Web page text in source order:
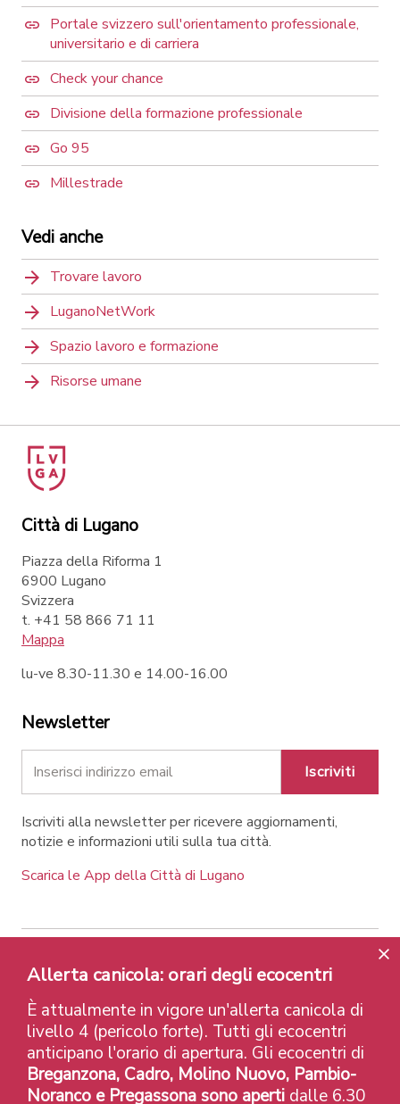
Portale svizzero sull'orientamento professionale,
universitario e di carriera
Check your chance
Divisione della formazione professionale
Go 95
Millestrade
Vedi anche
Trovare lavoro
LuganoNetWork
Spazio lavoro e formazione
Risorse umane
Città di Lugano
Piazza della Riforma 1
6900 Lugano
Svizzera
t. +41 58 866 71 11
Mappa
lu-ve 8.30-11.30 e 14.00-16.00
Newsletter
Iscriviti
Iscriviti alla newsletter per ricevere aggiornamenti,
notizie e informazioni utili sulla tua città.
Scarica le App della Città di Lugano
Contatti Link Note legali
Privacy Policy
Label e riconoscimenti
Credits
© 2026 Città di Lugano
Allerta canicola: orari degli ecocentri
È attualmente in vigore un'allerta canicola di
livello 4 (pericolo forte). Tutti gli ecocentri
anticipano l'orario di apertura. Gli ecocentri di
Breganzona, Cadro, Molino Nuovo, Pambio-
Noranco e Pregassona sono aperti dalle 6.30